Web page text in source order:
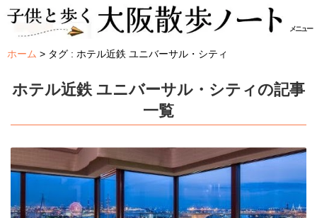
メニュー
ホーム タグ : ホテル近鉄 ユニバーサル・シティ
ホテル近鉄 ユニバーサル・シティの記事
一覧